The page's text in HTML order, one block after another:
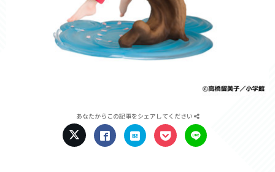
あなたからこの記事をシェアしてください